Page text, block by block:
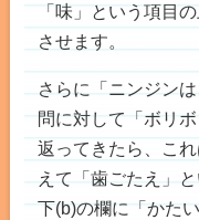
「味」という項目
させます。
さらに「ニンジン
問に対して「ボリ
返ってきたら、こ
えて「歯ごたえ」
下(b)の欄に「かた